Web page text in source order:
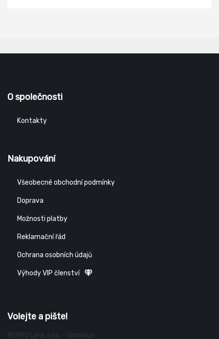
O společnosti
Kontakty
Nakupování
Všeobecné obchodní podmínky
Doprava
Možnosti platby
Reklamační řád
Ochrana osobních údajů
Výhody VIP členství
Volejte a pište!
ŘEMPO Lyra, s.r.o. - Olomouc